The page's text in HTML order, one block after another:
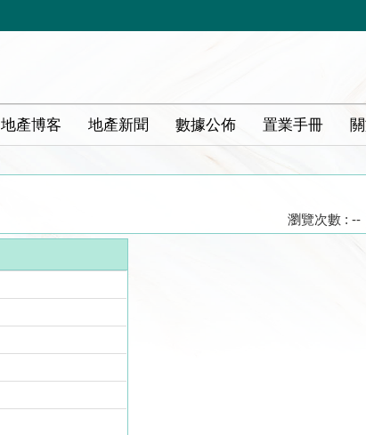
地產博客 地產新聞 數據公佈 置業手冊
瀏覽次數 : --